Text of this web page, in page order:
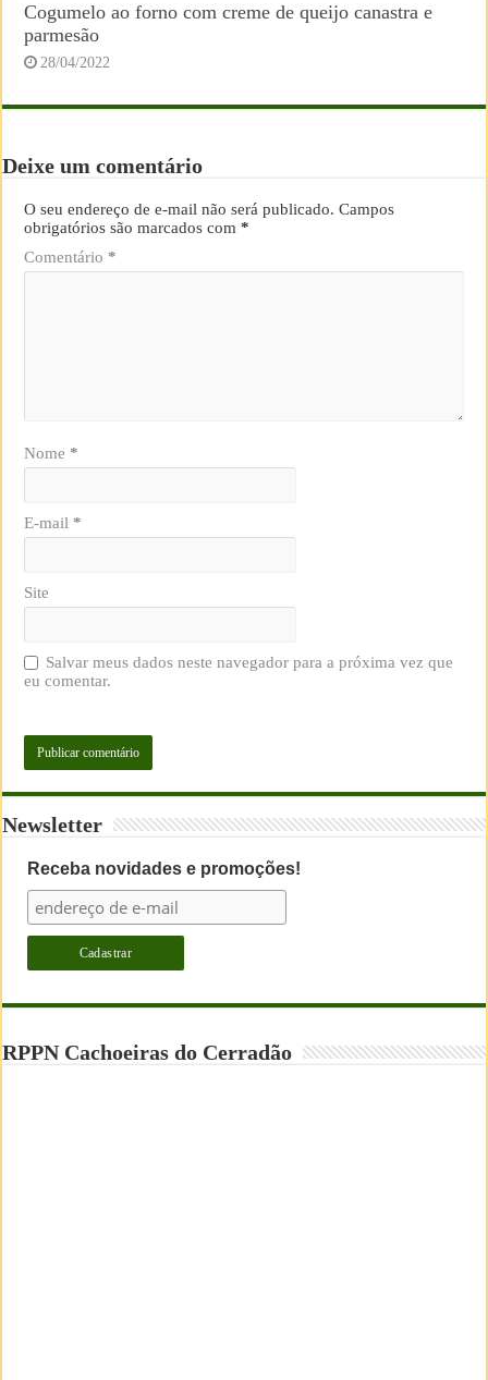
Cogumelo ao forno com creme de queijo canastra e
parmesão
28/04/2022
Deixe um comentário
O seu endereço de e-mail não será publicado. Campos
obrigatórios são marcados com*
Comentário *
Nome *
E-mail *
Site
Salvar meus dados neste navegador para a próxima vez que
eu comentar.
Newsletter
Receba novidades e promoções!
RPPN Cachoeiras do Cerradão